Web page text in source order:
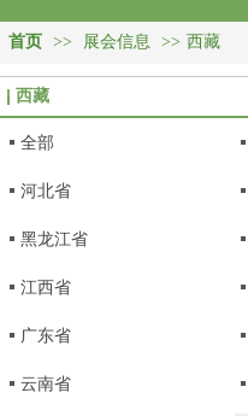
首页 >> 展会信息 >> 西藏
西藏
全部
河北省
黑龙江省
江西省
广东省
云南省